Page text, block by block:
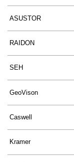
ASUSTOR
RAIDON
SEH
GeoVison
Caswell
Kramer